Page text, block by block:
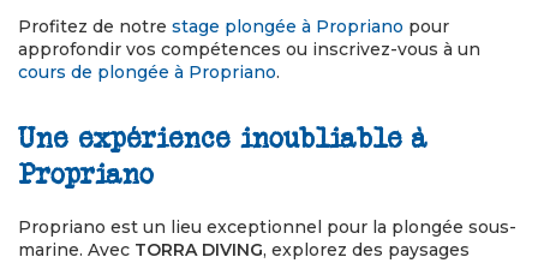
Profitez de notre stage plongée à Propriano pour
approfondir vos compétences ou inscrivez-vous à un
cours de plongée à Propriano.
Une expérience inoubliable à
Propriano
Propriano est un lieu exceptionnel pour la plongée sous-
marine. Avec TORRA DIVING, explorez des paysages